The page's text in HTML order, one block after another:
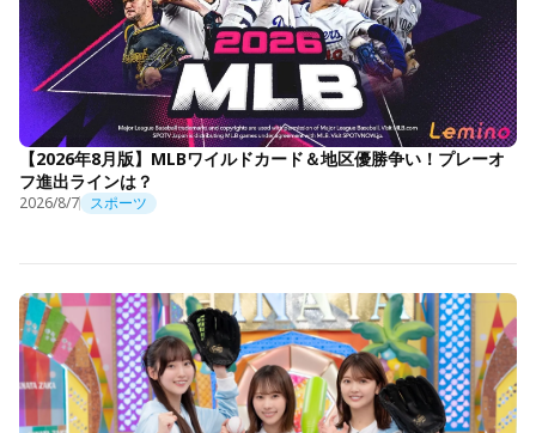
【2026年8月版】MLBワイルドカード＆地区優勝争い！プレーオ
フ進出ラインは？
2026/8/7 スポーツ